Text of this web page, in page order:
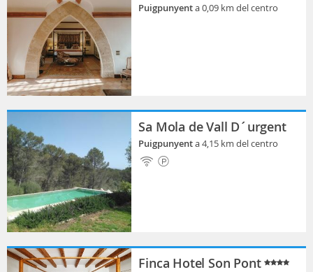
Puigpunyenta 0,09 km del centro
Sa Mola de Vall D´urgent
Puigpunyenta 4,15 km del centro
Finca Hotel Son Pont